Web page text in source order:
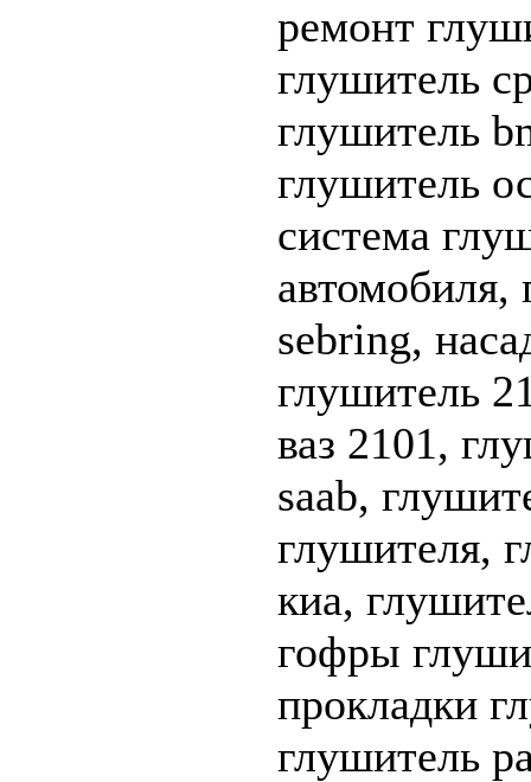
ремонт
глушитель
глушитель
глушитель
система
автомобиля,
sebring,
глушитель
ваз 2101,
saab,
глушителя,
киа,
гофры
прокладки
глушитель